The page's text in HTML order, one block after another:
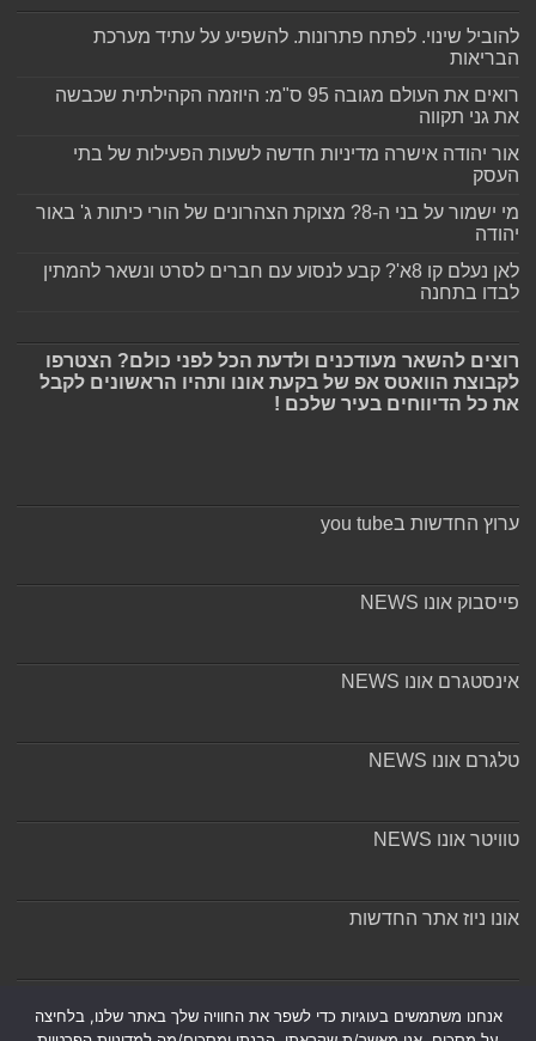
להוביל שינוי. לפתח פתרונות. להשפיע על עתיד מערכת
הבריאות
רואים את העולם מגובה 95 ס"מ: היוזמה הקהילתית שכבשה
את גני תקווה
אור יהודה אישרה מדיניות חדשה לשעות הפעילות של בתי
העסק
מי ישמור על בני ה-8? מצוקת הצהרונים של הורי כיתות ג' באור
יהודה
לאן נעלם קו 8א'? קבע לנסוע עם חברים לסרט ונשאר להמתין
לבדו בתחנה
רוצים להשאר מעודכנים ולדעת הכל לפני כולם? הצטרפו
לקבוצת הוואטס אפ של בקעת אונו ותהיו הראשונים לקבל
את כל הדיווחים בעיר שלכם !
ערוץ החדשות בyou tube
פייסבוק אונו NEWS
אינסטגרם אונו NEWS
טלגרם אונו NEWS
טוויטר אונו NEWS
אונו ניוז אתר החדשות
אנחנו משתמשים בעוגיות כדי לשפר את החוויה שלך באתר שלנו, בלחיצה